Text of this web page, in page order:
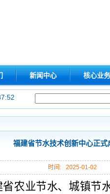
新闻中心 核心业务
福建省节水技术创新中心正式
时间: 2025-01-02
省农业节水、城镇节